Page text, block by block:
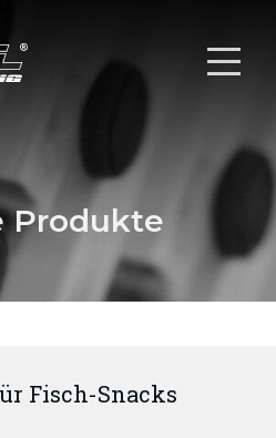
Produkte
Fisch-Snacks